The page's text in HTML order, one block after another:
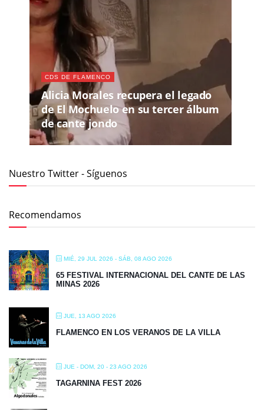
CDS DE FLAMENCO
Alicia Morales recupera el legado
de El Mochuelo en su tercer álbum
de cante jondo
Nuestro Twitter - Síguenos
Recomendamos
MIÉ, 29 JUL 2026 - SÁB, 08 AGO 2026
65 FESTIVAL INTERNACIONAL DEL CANTE DE LAS
MINAS 2026
JUE, 13 AGO 2026
FLAMENCO EN LOS VERANOS DE LA VILLA
JUE - DOM, 20 - 23 AGO 2026
TAGARNINA FEST 2026